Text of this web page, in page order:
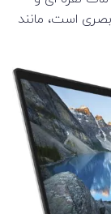
است، مانند